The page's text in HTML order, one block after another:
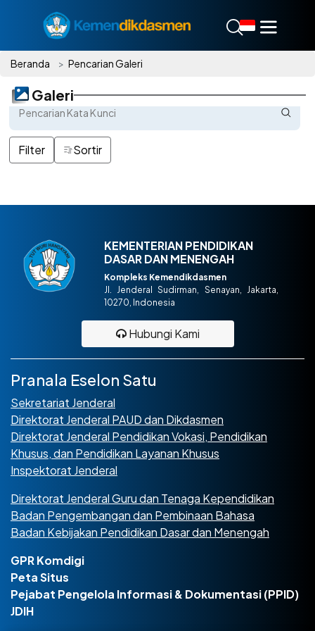
Beranda Pencarian Galeri
Galeri
Filter Sortir
KEMENTERIAN PENDIDIKAN
DASAR DAN MENENGAH
Kompleks Kemendikdasmen
Jl. Jenderal Sudirman, Senayan, Jakarta,
10270, Indonesia
Hubungi Kami
Pranala Eselon Satu
Sekretariat Jenderal
Direktorat Jenderal PAUD dan Dikdasmen
Direktorat Jenderal Pendidikan Vokasi, Pendidikan
Khusus, dan Pendidikan Layanan Khusus
Inspektorat Jenderal
Direktorat Jenderal Guru dan Tenaga Kependidikan
Badan Pengembangan dan Pembinaan Bahasa
Badan Kebijakan Pendidikan Dasar dan Menengah
GPR Komdigi
Peta Situs
Pejabat Pengelola Informasi & Dokumentasi (PPID)
JDIH